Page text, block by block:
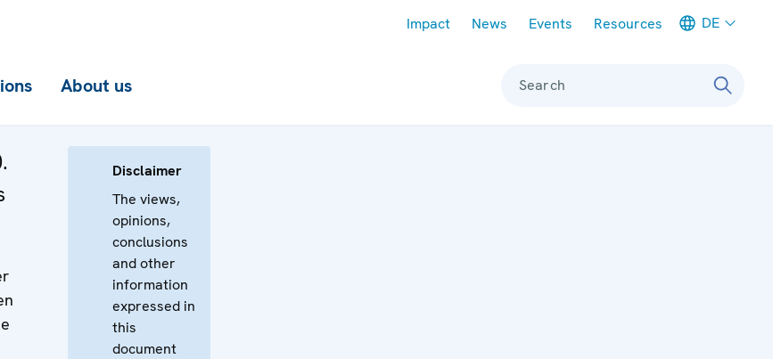
Impact News Events Resources DE
About us Search
Disclaimer
The views,
opinions,
conclusions
and other
information
expressed in
this
document